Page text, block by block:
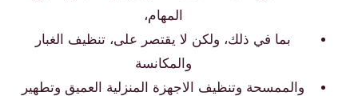
المهام،
بما في ذلك، ولكن لا يقتصر على، تنظيف الغبار
والمكانسة
والممسحة وتنظيف الاجهزة المنزلية العميق وتطهير